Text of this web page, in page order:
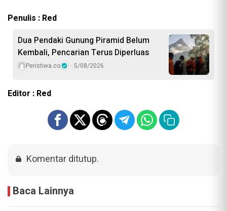
Penulis : Red
Dua Pendaki Gunung Piramid Belum
Kembali, Pencarian Terus Diperluas
Peristiwa.co 5/08/2026
Editor : Red
Komentar ditutup.
Baca Lainnya